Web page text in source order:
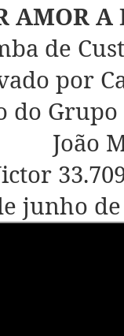
AMOR A
de
por
João
junho